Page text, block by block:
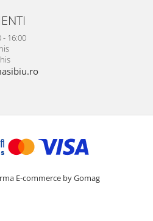
- 16:00
E-commerce by Gomag